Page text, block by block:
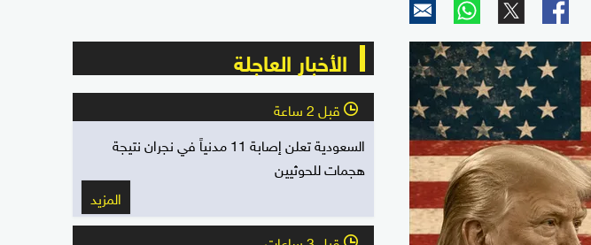
الأخبار العاجلة
l قبل 2 ساعة
السعودية تعلن إصابة 11 مدنياً في نجران نتيجة
هجمات للحوثيين
المزيد
l